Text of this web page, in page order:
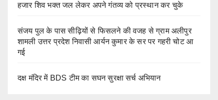
हजार शिव भक्त जल लेकर अपने गंतव्य को प्रस्थान कर चुके
संजय पुल के पास सीढ़ियों से फिसलने की वजह से ग्राम अलीपुर
शामली उत्तर प्रदेश निवासी आर्यन कुमार के सर पर गहरी चोट आ
गई
दक्ष मंदिर में BDS टीम का सघन सुरक्षा सर्च अभियान